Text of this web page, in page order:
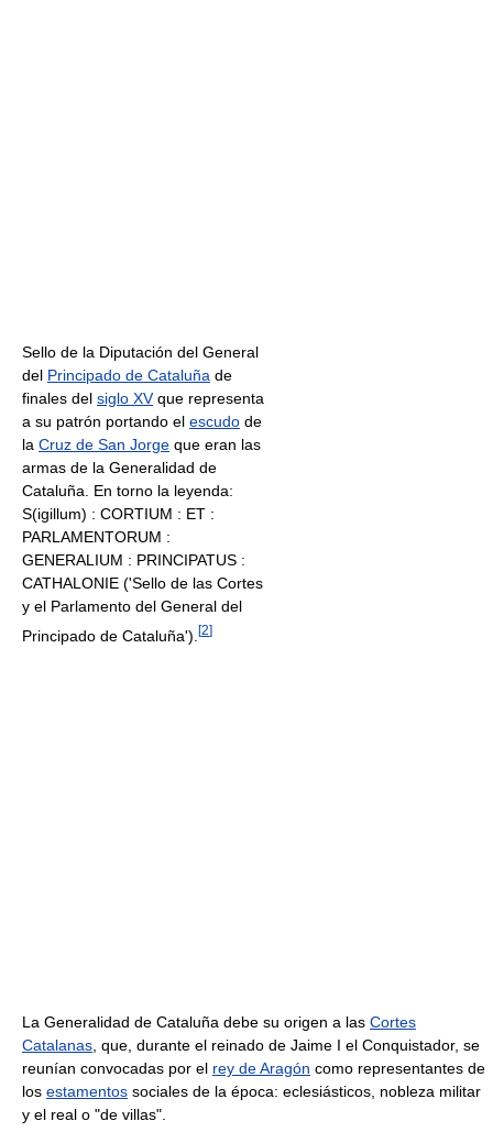
Sello de la Diputación del General
del Principado de Cataluña de
finales del siglo XVque representa
a su patrón portando el escudo de
la Cruz de San Jorge que eran las
armas de la Generalidad de
Cataluña. En torno la leyenda:
S(igillum) : CORTIUM : ET :
PARLAMENTORUM :
GENERALIUM : PRINCIPATUS :
CATHALONIE ('Sello de las Cortes
y el Parlamento del General del
Principado de Cataluña'). [2]
La Generalidad de Cataluña debe su origen a las Cortes
Catalanas , que, durante el reinado de Jaime I el Conquistador, se
reunían convocadas por el rey de Aragón como representantes de
los estamentos sociales de la época: eclesiásticos, nobleza militar
y el real o "de villas".